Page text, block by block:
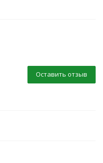
Оставить отзыв